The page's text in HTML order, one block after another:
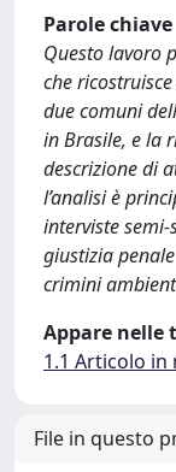
Parole chiave
Questo lavoro
che
due comuni
in Brasile, e la
descrizione di
l’analisi è
interviste
giustizia
crimini
Appare nelle
1.1 Articolo in
File in questo